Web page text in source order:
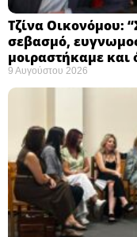
Τζίνα Οικονόμου:
σεβασμό,
μοιραστήκαμε
9 Αυγούστου 2026